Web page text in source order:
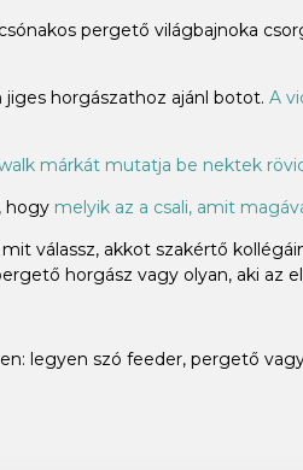
pergető világbajnoka
horgászathoz ajánl botot. A
márkát mutatja be nektek
hogy melyik az a csali, amit
válassz, akkot szakértő
horgász vagy olyan, aki az
legyen szó feeder, pergető